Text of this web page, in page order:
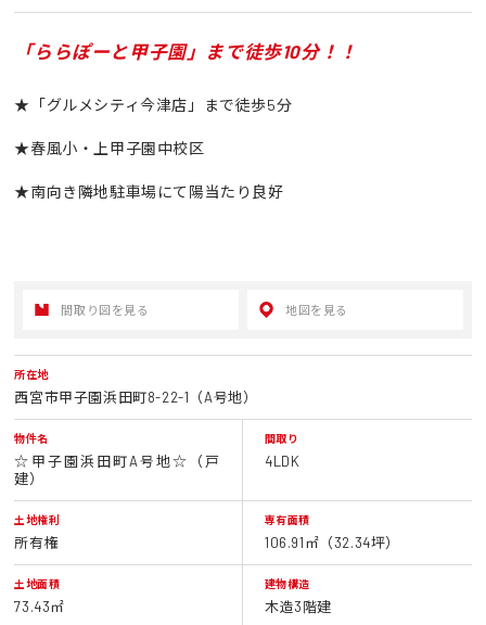
「ららぽーと甲子園」まで徒歩10分！！
★「グルメシティ今津店」まで徒歩5分
★春風小・上甲子園中校区
★南向き隣地駐車場にて陽当たり良好
間取り図を見る 地図を見る
所在地
西宮市甲子園浜田町8-22-1（A号地）
物件名
☆甲子園浜田町A号地☆（戸
建）
間取り
4LDK
土地権利
所有権
専有面積
106.91㎡（32.34坪）
土地面積
73.43㎡
建物構造
木造3階建